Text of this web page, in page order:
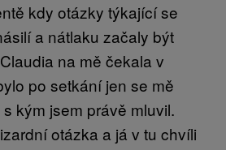
kdy otázky týkající se
a nátlaku začaly být
na mě čekala v
po setkání jen se mě
kým jsem právě mluvil.
otázka a já v tu chvíli